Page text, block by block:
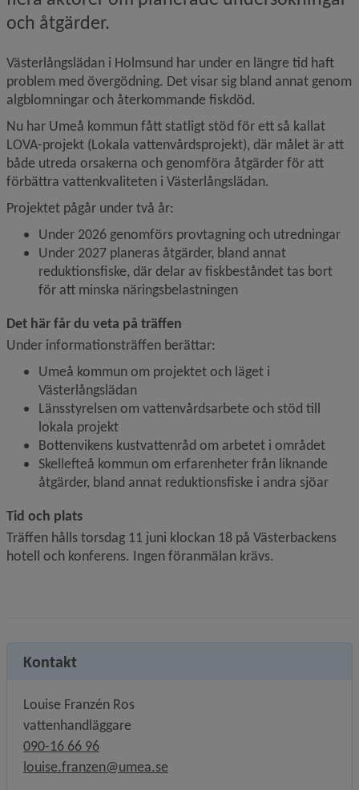
och åtgärder.
Västerlångslädan i Holmsund har under en längre tid haft
problem med övergödning. Det visar sig bland annat genom
algblomningar och återkommande fiskdöd.
Nu har Umeå kommun fått statligt stöd för ett så kallat
LOVA-projekt (Lokala vattenvårdsprojekt), där målet är att
både utreda orsakerna och genomföra åtgärder för att
förbättra vattenkvaliteten i Västerlångslädan.
Projektet pågår under två år:
Under 2026 genomförs provtagning och utredningar
Under 2027 planeras åtgärder, bland annat
reduktionsfiske, där delar av fiskbeståndet tas bort
för att minska näringsbelastningen
Det här får du veta på träffen
Under informationsträffen berättar:
Umeå kommun om projektet och läget i
Västerlångslädan
Länsstyrelsen om vattenvårdsarbete och stöd till
lokala projekt
Bottenvikens kustvattenråd om arbetet i området
Skellefteå kommun om erfarenheter från liknande
åtgärder, bland annat reduktionsfiske i andra sjöar
Tid och plats
Träffen hålls torsdag 11 juni klockan 18 på Västerbackens
hotell och konferens. Ingen föranmälan krävs.
Kontakt
Louise Franzén Ros
vattenhandläggare
090-16 66 96
louise.franzen@umea.se